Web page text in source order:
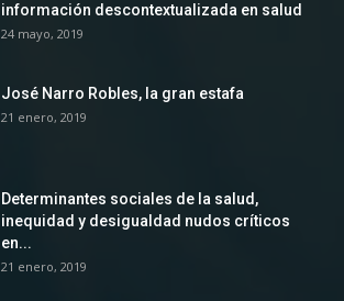
información descontextualizada en salud
24 mayo, 2019
José Narro Robles, la gran estafa
21 enero, 2019
Determinantes sociales de la salud,
inequidad y desigualdad nudos críticos
en...
21 enero, 2019